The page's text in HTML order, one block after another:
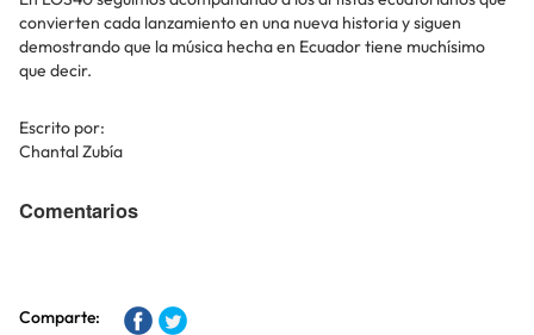
convierten cada lanzamiento en una nueva historia y siguen
demostrando que la música hecha en Ecuador tiene muchísimo
que decir.
Escrito por:
Chantal Zubía
Comentarios
Comparte: